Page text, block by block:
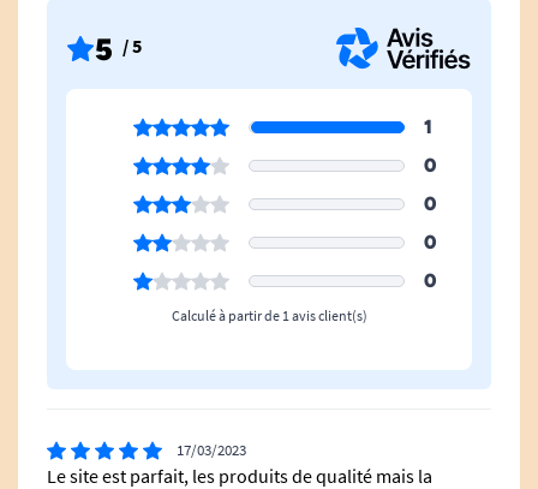
5 / 5
1
0
0
0
0
Calculé à partir de 1 avis client(s)
17/03/2023
Le site est parfait, les produits de qualité mais la